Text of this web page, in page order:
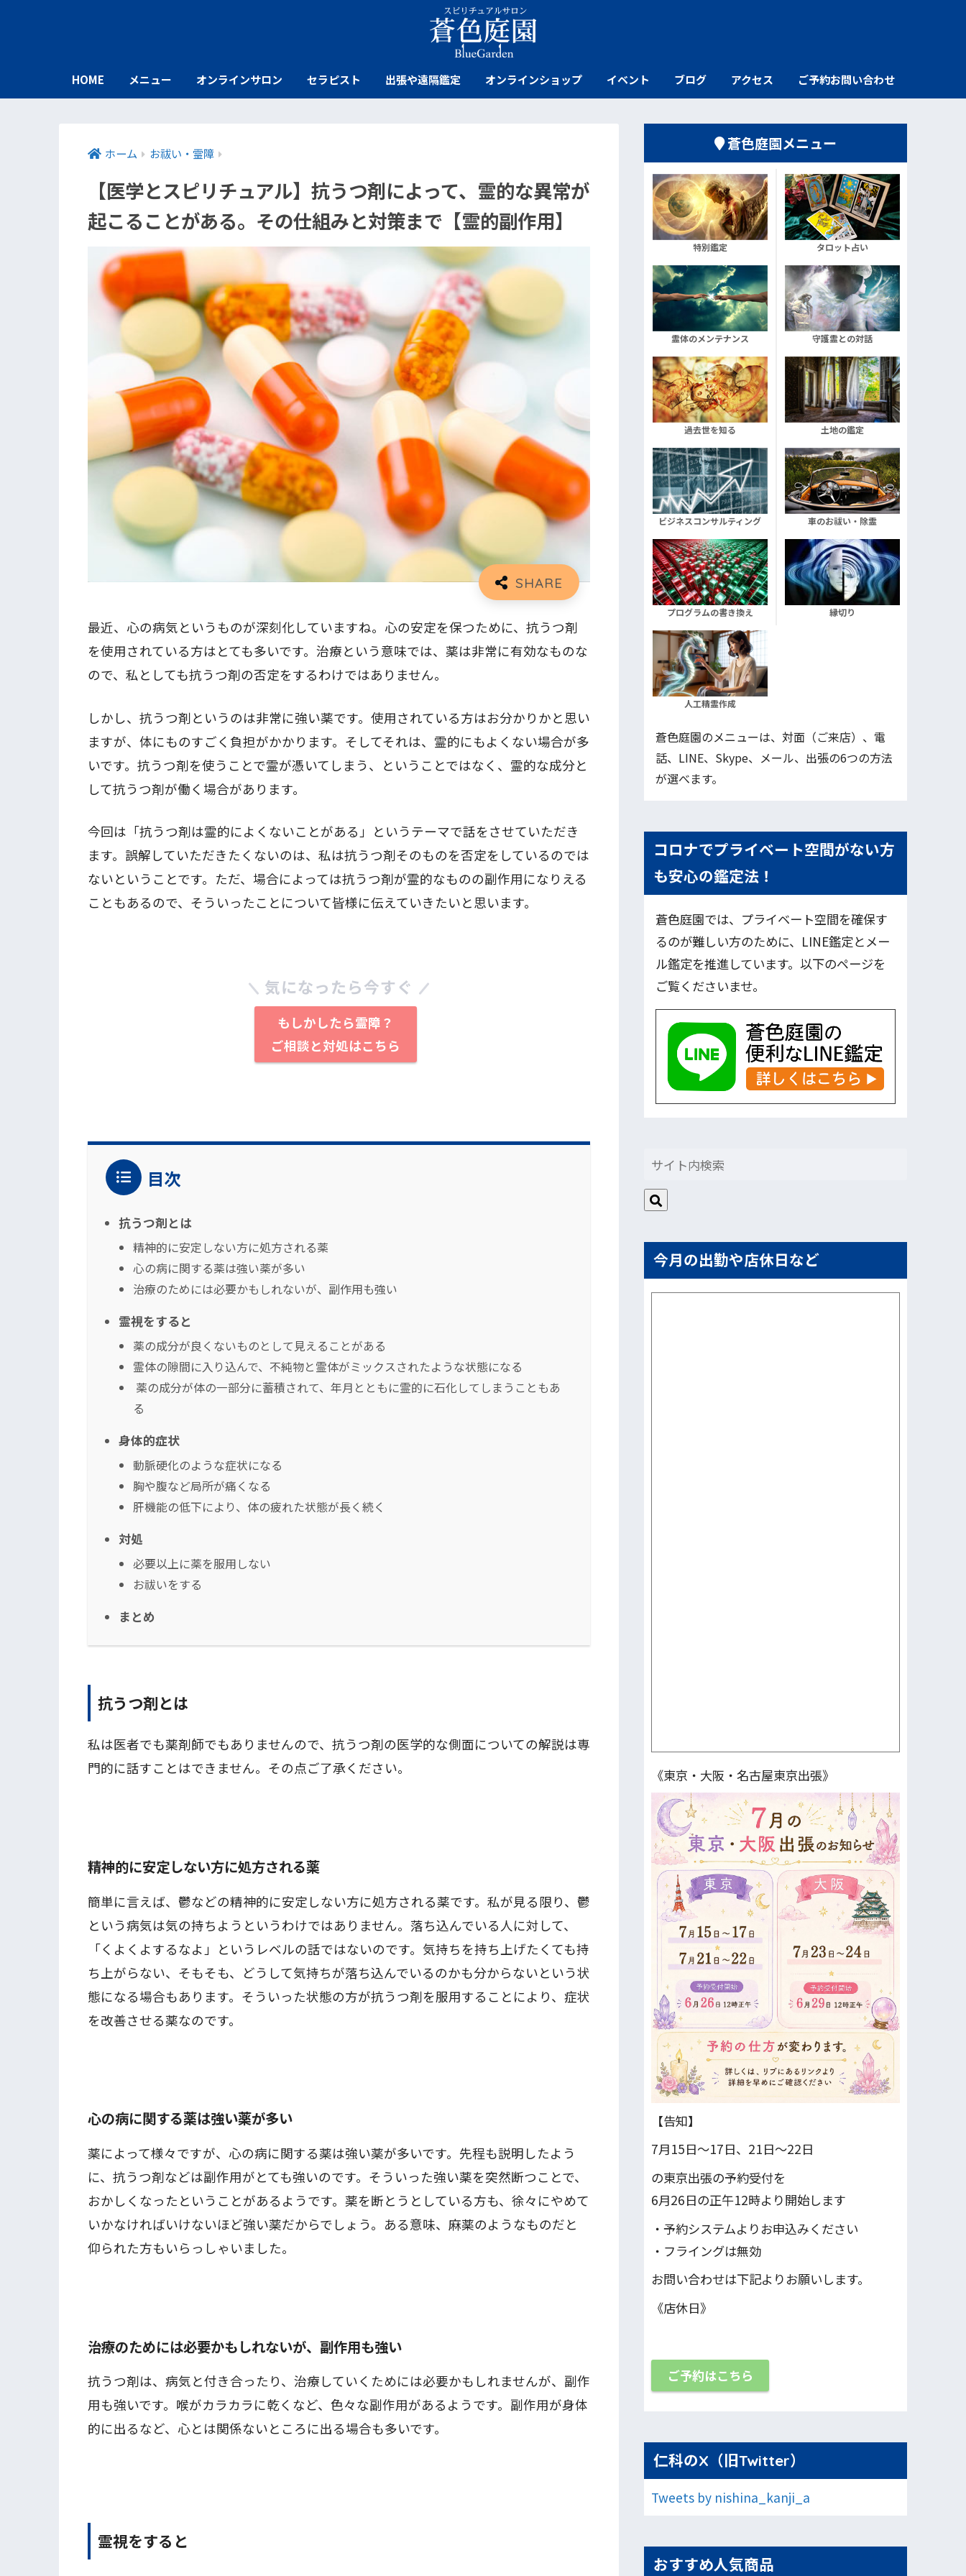
HOME メニュー オンラインサロン セラピスト 出張や遠隔鑑定 オンラインショップ イベント ブログ アクセス ご予約お問い合わせ
ホーム お祓い・霊障
【医学とスピリチュアル】抗うつ剤によって、霊的な異常が
起こることがある。その仕組みと対策まで【霊的副作用】
最近、心の病気というものが深刻化していますね。心の安定を保つために、抗うつ剤
を使用されている方はとても多いです。治療という意味では、薬は非常に有効なものな
ので、私としても抗うつ剤の否定をするわけではありません。
しかし、抗うつ剤というのは非常に強い薬です。使用されている方はお分かりかと思い
ますが、体にものすごく負担がかかります。そしてそれは、霊的にもよくない場合が多
いです。抗うつ剤を使うことで霊が憑いてしまう、ということではなく、霊的な成分と
して抗うつ剤が働く場合があります。
今回は「抗うつ剤は霊的によくないことがある」というテーマで話をさせていただき
ます。誤解していただきたくないのは、私は抗うつ剤そのものを否定をしているのでは
ないということです。ただ、場合によっては抗うつ剤が霊的なものの副作用になりえる
こともあるので、そういったことについて皆様に伝えていきたいと思います。
気になったら今すぐ
もしかしたら霊障？
ご相談と対処はこちら
目次
抗うつ剤とは
精神的に安定しない方に処方される薬
心の病に関する薬は強い薬が多い
治療のためには必要かもしれないが、副作用も強い
霊視をすると
薬の成分が良くないものとして見えることがある
霊体の隙間に入り込んで、不純物と霊体がミックスされたような状態になる
薬の成分が体の一部分に蓄積されて、年月とともに霊的に石化してしまうこともあ
る
身体的症状
動脈硬化のような症状になる
胸や腹など局所が痛くなる
肝機能の低下により、体の疲れた状態が長く続く
対処
必要以上に薬を服用しない
お祓いをする
まとめ
抗うつ剤とは
私は医者でも薬剤師でもありませんので、抗うつ剤の医学的な側面についての解説は専
門的に話すことはできません。その点ご了承ください。
精神的に安定しない方に処方される薬
簡単に言えば、鬱などの精神的に安定しない方に処方される薬です。私が見る限り、鬱
という病気は気の持ちようというわけではありません。落ち込んでいる人に対して、
「くよくよするなよ」というレベルの話ではないのです。気持ちを持ち上げたくても持
ち上がらない、そもそも、どうして気持ちが落ち込んでいるのかも分からないという状
態になる場合もあります。そういった状態の方が抗うつ剤を服用することにより、症状
を改善させる薬なのです。
心の病に関する薬は強い薬が多い
薬によって様々ですが、心の病に関する薬は強い薬が多いです。先程も説明したよう
に、抗うつ剤などは副作用がとても強いのです。そういった強い薬を突然断つことで、
おかしくなったということがあるようです。薬を断とうとしている方も、徐々にやめて
いかなければいけないほど強い薬だからでしょう。ある意味、麻薬のようなものだと
仰られた方もいらっしゃいました。
治療のためには必要かもしれないが、副作用も強い
抗うつ剤は、病気と付き合ったり、治療していくためには必要かもしれませんが、副作
用も強いです。喉がカラカラに乾くなど、色々な副作用があるようです。副作用が身体
的に出るなど、心とは関係ないところに出る場合も多いです。
霊視をすると
蒼色庭園メニュー
特別鑑定 タロット占い
霊体のメンテナンス 守護霊との対話
過去世を知る 土地の鑑定
ビジネスコンサルティング 車のお祓い・除霊
プログラムの書き換え 縁切り
人工精霊作成
蒼色庭園のメニューは、対面（ご来店）、電
話、LINE、Skype、メール、出張の6つの方法
が選べます。
コロナでプライベート空間がない方
も安心の鑑定法！
蒼色庭園では、プライベート空間を確保す
るのが難しい方のために、LINE鑑定とメー
ル鑑定を推進しています。以下のページを
ご覧くださいませ。
今月の出勤や店休日など
《東京・大阪・名古屋東京出張》
【告知】
7月15日〜17日、21日～22日
の東京出張の予約受付を
6月26日の正午12時より開始します
・予約システムよりお申込みください
・フライングは無効
お問い合わせは下記よりお願いします。
《店休日》
ご予約はこちら
仁科のX（旧Twitter）
Tweets by nishina_kanji_a
おすすめ人気商品